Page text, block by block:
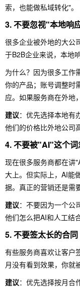
索，也能做私域转化"。
3. 不要忽视"本地响
很多企业被外地的大公
于B2B企业来说，本地
为什么？因为很多工作
你的产品；账号调整时
应。如果服务商在外地
建议：优先选择本地有
他们的价格比外地公司
4. 不要被"AI"这个词
现在很多服务商都在讲
大上。但实际上，AI能
据。真正的营销还是需
建议：不要因为一个公
他们怎么把AI和人工结
5. 不要签太长的合同
有些服务商喜欢让客户
月没有看到效果，你就
建议：优先选择按月合